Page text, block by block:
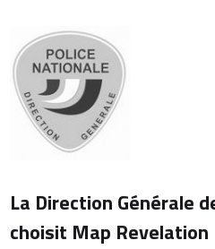
La Direction Générale
choisit Map Revelation